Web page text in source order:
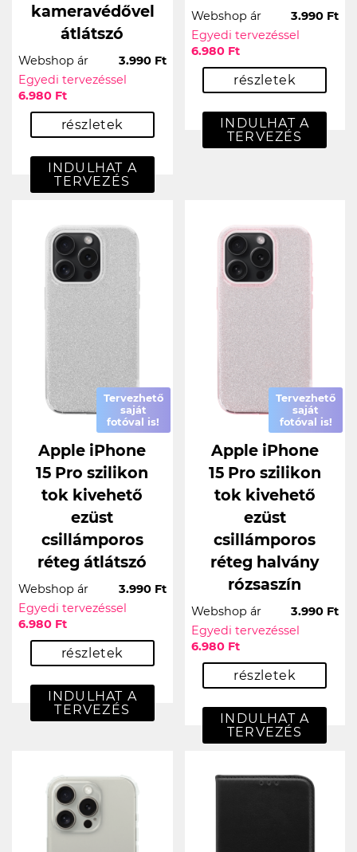
kameravédővel
átlátszó
Webshop ár
3.990 Ft
Egyedi tervezéssel
6.980 Ft
részletek
INDULHAT A
TERVEZÉS
Webshop ár
3.990 Ft
Egyedi tervezéssel
6.980 Ft
részletek
INDULHAT A
TERVEZÉS
Tervezhető
saját
fotóval is!
Apple iPhone
15 Pro szilikon
tok kivehető
ezüst
csillámporos
réteg átlátszó
Webshop ár
3.990 Ft
Egyedi tervezéssel
6.980 Ft
részletek
INDULHAT A
TERVEZÉS
Tervezhető
saját
fotóval is!
Apple iPhone
15 Pro szilikon
tok kivehető
ezüst
csillámporos
réteg halvány
rózsaszín
Webshop ár
3.990 Ft
Egyedi tervezéssel
6.980 Ft
részletek
INDULHAT A
TERVEZÉS